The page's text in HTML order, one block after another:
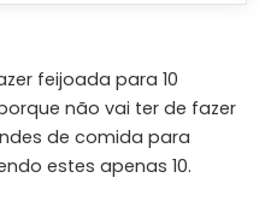
feijoada para 10
não vai ter de fazer
de comida para
estes apenas 10.